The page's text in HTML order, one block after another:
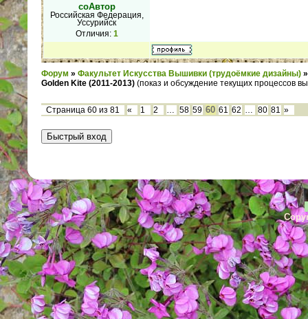
соАвтор
Российская Федерация,
Уссурийск
Отличия: 1
Форум » Факультет Искусства Вышивки (трудоёмкие дизайны) »
Golden Kite (2011-2013) (показ и обсуждение текущих процессов
Страница 60 из 81 « 1 2 … 58 59 60 61 62 … 80 81 »